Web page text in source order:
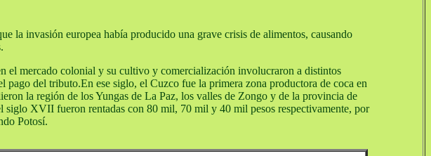
la invasión europea había producido una grave crisis de alimentos, causando
mercado colonial y su cultivo y comercialización involucraron a distintos
del tributo.En ese siglo, el Cuzco fue la primera zona productora de coca en
la región de los Yungas de La Paz, los valles de Zongo y de la provincia de
XVII fueron rentadas con 80 mil, 70 mil y 40 mil pesos respectivamente, por
Potosí.